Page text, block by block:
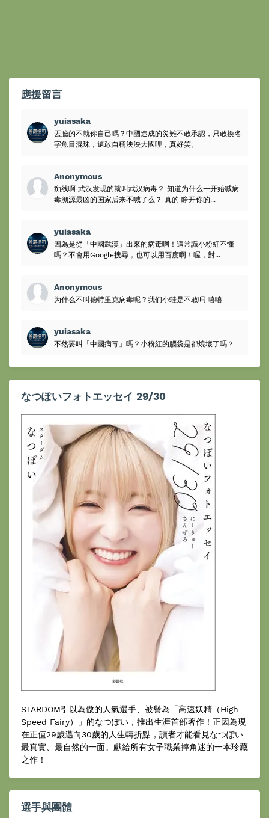
應援留言
yuiasaka
丟臉的不就你自己嗎？中國造成的災難不敢承認，只敢換名
字魚目混珠，還敢自稱泱泱大國哩，真好笑。
Anonymous
痴线啊 武汉发现的就叫武汉病毒？ 知道为什么一开始喊病
毒溯源最凶的国家后来不喊了么？ 真的 睁开你的...
yuiasaka
因為是從「中國武漢」出來的病毒啊！這常識小粉紅不懂
嗎？不會用Google搜尋，也可以用百度啊！喔，對...
Anonymous
为什么不叫德特里克病毒呢？我们小蛙是不敢吗 嘻嘻
yuiasaka
不然要叫「中國病毒」嗎？小粉紅的腦袋是都燒壞了嗎？
なつぽいフォトエッセイ 29/30
STARDOM引以為傲的人氣選手、被譽為「高速妖精（High
Speed Fairy）」的なつぽい，推出生涯首部著作！正因為現
在正值29歲邁向30歲的人生轉折點，讀者才能看見なつぽい
最真實、最自然的一面。獻給所有女子職業摔角迷的一本珍藏
之作！
選手與團體